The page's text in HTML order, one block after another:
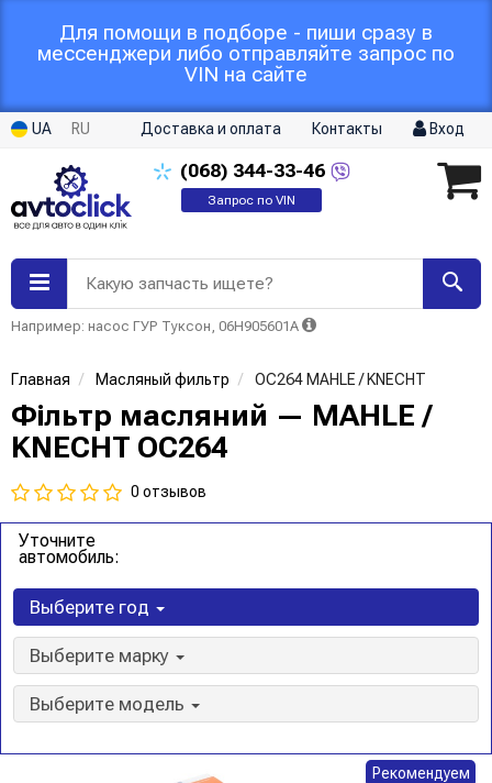
Для помощи в подборе - пиши сразу в
мессенджери либо отправляйте запрос по
VIN на сайте
UA RU Доставка и оплата Контакты Вход
(068) 344-33-46
Запрос по VIN
Какую запчасть ищете?
Например: насос ГУР Туксон, 06H905601A
Главная Масляный фильтр OC264 MAHLE / KNECHT
Фільтр масляний — MAHLE /
KNECHT OC264
0 отзывов
Уточните
автомобиль:
Выберите год
Выберите марку
Выберите модель
Рекомендуем